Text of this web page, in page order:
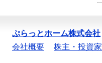
ぷらっとホーム株式会社
会社概要
株主・投資